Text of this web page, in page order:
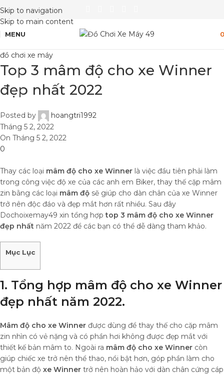
Skip to navigation
Skip to main content
MENU 0
đồ chơi xe máy
Top 3 mâm độ cho xe Winner
đẹp nhất 2022
Posted by
hoangtri1992
Tháng 5 2, 2022
On Tháng 5 2, 2022
0
Thay các loại mâm độ cho xe Winner là việc đầu tiên phải làm
trong công việc độ xe của các anh em Biker, thay thế cặp mâm
zin bằng các loại mâm độ sẽ giúp cho dàn chân của xe Winner
trở nên độc đáo và đẹp mắt hơn rất nhiều. Sau đây
Dochoixemay49 xin tổng hợptop 3 mâm độ cho xe Winner
đẹp nhất năm 2022 để các bạn có thể dễ dàng tham khảo.
Mục Lục
1. Tổng hợp mâm độ cho xe Winner
đẹp nhất năm 2022.
Mâm độ cho xe Winner được dùng để thay thế cho cặp mâm
zin nhìn có vẻ nặng và có phần hơi không được đẹp mắt với
thiết kế bản mâm to. Ngoài ra mâm độ cho xe Winner còn
giúp chiếc xe trở nên thể thao, nổi bật hơn, góp phần làm cho
một bản độ xe Winner trở nên hoàn hảo với dàn chân cứng cáp